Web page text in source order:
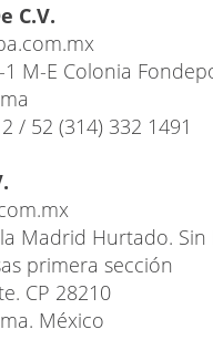
C.V.
M-E Colonia
/ 52 (314) 332 1491
Madrid Hurtado.
primera sección
CP 28210
México